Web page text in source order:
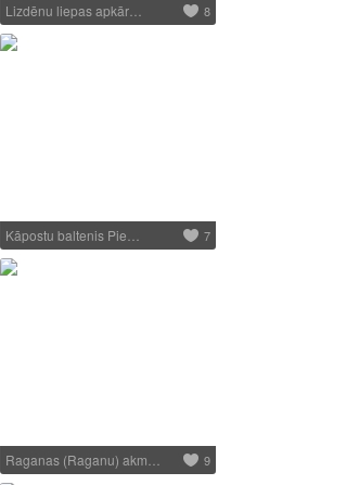
Lizdēnu liepas apkār… 8
Kāpostu baltenis Pie… 7
Raganas (Raganu) akm… 9